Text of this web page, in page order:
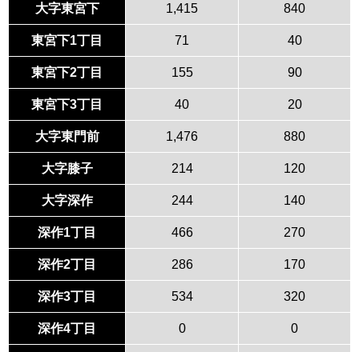
大字東宮下 1,415 840
東宮下1丁目 71 40
東宮下2丁目 155 90
東宮下3丁目 40 20
大字東門前 1,476 880
大字膝子 214 120
大字深作 244 140
深作1丁目 466 270
深作2丁目 286 170
深作3丁目 534 320
深作4丁目 0 0